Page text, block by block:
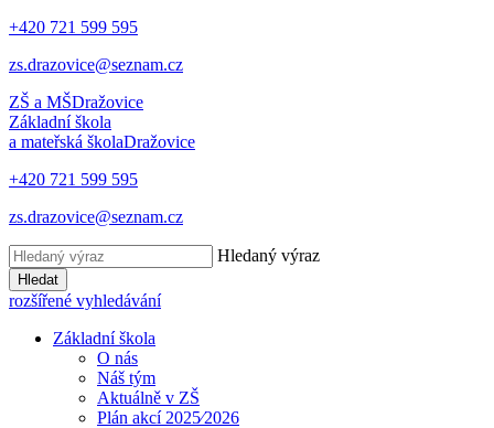
+420 721 599 595
zs.drazovice@seznam.cz
ZŠ a MŠDražovice
Základní škola
a mateřská školaDražovice
+420 721 599 595
zs.drazovice@seznam.cz
Hledaný výraz
Hledat
rozšířené vyhledávání
Základní škola
O nás
Náš tým
Aktuálně v ZŠ
Plán akcí 2025⁄2026